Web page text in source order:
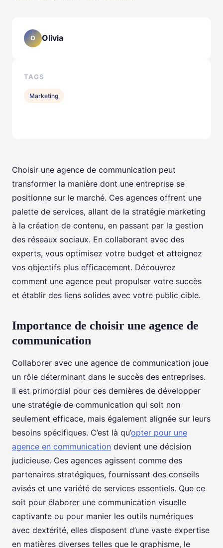
Choisir une agence de communication peut
transformer la manière dont une entreprise se
positionne sur le marché. Ces agences offrent une
palette de services, allant de la stratégie marketing
à la création de contenu, en passant par la gestion
des réseaux sociaux. En collaborant avec des
experts, vous optimisez votre budget et atteignez
vos objectifs plus efficacement. Découvrez
comment une agence peut propulser votre succès
et établir des liens solides avec votre public cible.
Importance de choisir une agence de
communication
Collaborer avec une agence de communication joue
un rôle déterminant dans le succès des entreprises.
Il est primordial pour ces dernières de développer
une stratégie de communication qui soit non
seulement efficace, mais également alignée sur leurs
besoins spécifiques. C’est là qu’opter pour une
agence en communication devient une décision
judicieuse. Ces agences agissent comme des
partenaires stratégiques, fournissant des conseils
avisés et une variété de services essentiels. Que ce
soit pour élaborer une communication visuelle
captivante ou pour manier les outils numériques
avec dextérité, elles disposent d’une vaste expertise
en matières diverses telles que le graphisme, le
O Olivia
TAGS
Marketing